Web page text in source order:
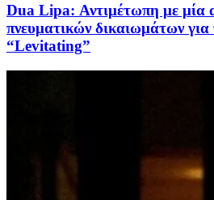
Dua Lipa: Αντιμέτωπη με μία
πνευματικών δικαιωμάτων
“Levitating”